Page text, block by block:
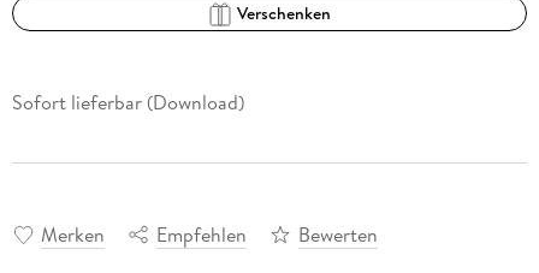
Verschenken
Sofort lieferbar (Download)
Merken Empfehlen Bewerten